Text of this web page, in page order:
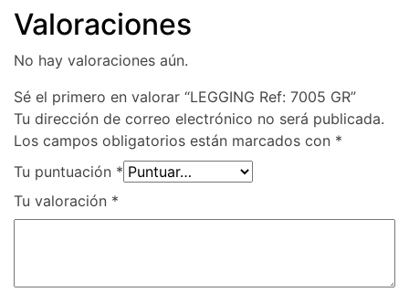
Valoraciones
No hay valoraciones aún.
Sé el primero en valorar “LEGGING Ref: 7005 GR”
Tu dirección de correo electrónico no será publicada.
Los campos obligatorios están marcados con *
Tu puntuación *
Tu valoración *